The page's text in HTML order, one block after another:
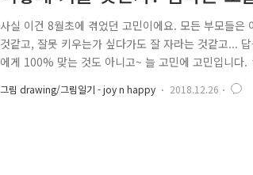
사실 이건 8월초에 겪었던 고민이에요. 모든 부모들은
것같고, 잘못 키우는가 싶다가도 잘 자라는 것같고...
에게 100% 맞는 것도 아니고~ 늘 고민에 고민입니다
ㅎ https://youtu.be/c0KYU2j0TM4 이 동영상을
introverts | Susan Cain
그림 drawing/그림일기 - joy n happy 2018.12.26